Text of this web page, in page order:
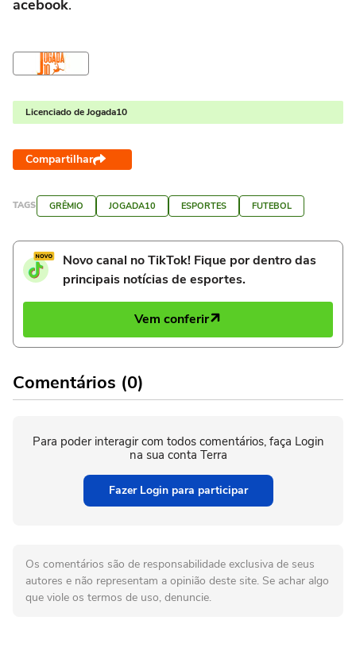
acebook.
Licenciado de Jogada10
Compartilhar
TAGS GRÊMIO JOGADA10 ESPORTES FUTEBOL
Novo canal no TikTok! Fique por dentro das
principais notícias de esportes.
Vem conferir
Comentários (0)
Para poder interagir com todos comentários, faça Login
na sua conta Terra
Fazer Login para participar
Os comentários são de responsabilidade exclusiva de seus
autores e não representam a opinião deste site. Se achar algo
que viole os termos de uso, denuncie.